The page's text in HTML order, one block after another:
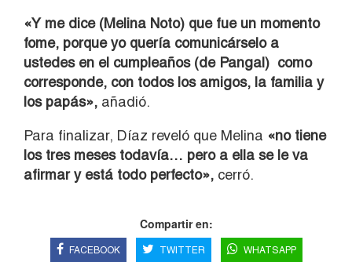
«Y me dice (Melina Noto) que fue un momento
fome, porque yo quería comunicárselo a
ustedes en el cumpleaños (de Pangal) como
corresponde, con todos los amigos, la familia y
los papás», añadió.
Para finalizar, Díaz reveló que Melina «no tiene
los tres meses todavía… pero a ella se le va
afirmar y está todo perfecto», cerró.
Compartir en:
FACEBOOK TWITTER WHATSAPP